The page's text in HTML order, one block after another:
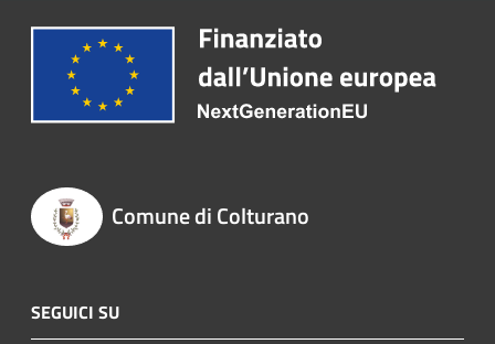
Comune di Colturano
SEGUICI SU